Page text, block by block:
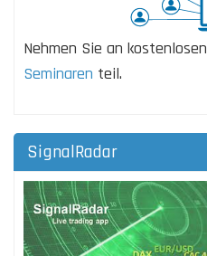
Nehmen Sie an kostenlosen
Seminaren teil.
SignalRadar